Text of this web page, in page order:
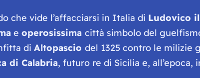
che vide l’affacciarsi in Italia di Ludovico
e operosissima città simbolo del
di Altopascio del 1325 contro le milizie
di Calabria, futuro re di Sicilia e,